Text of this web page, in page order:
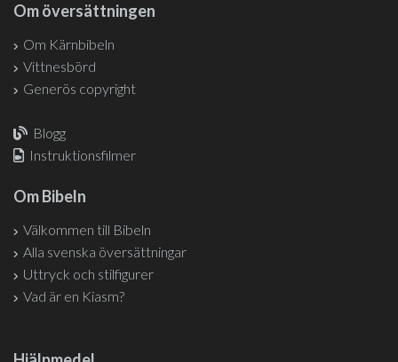
Om översättningen
Om Kärnbibeln
Vittnesbörd
Generös copyright
Blogg
Instruktionsfilmer
Om Bibeln
Välkommen till Bibeln
Alla svenska översättningar
Uttryck och stilfigurer
Vad är en Kiasm?